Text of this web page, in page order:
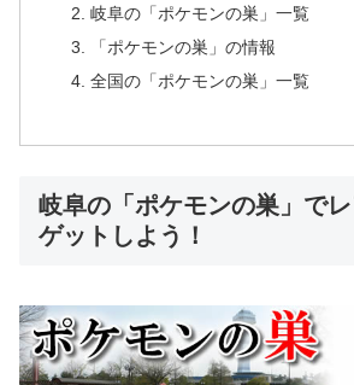
岐阜の「ポケモンの巣」一覧
「ポケモンの巣」の情報
全国の「ポケモンの巣」一覧
岐阜の「ポケモンの巣」で
ゲットしよう！